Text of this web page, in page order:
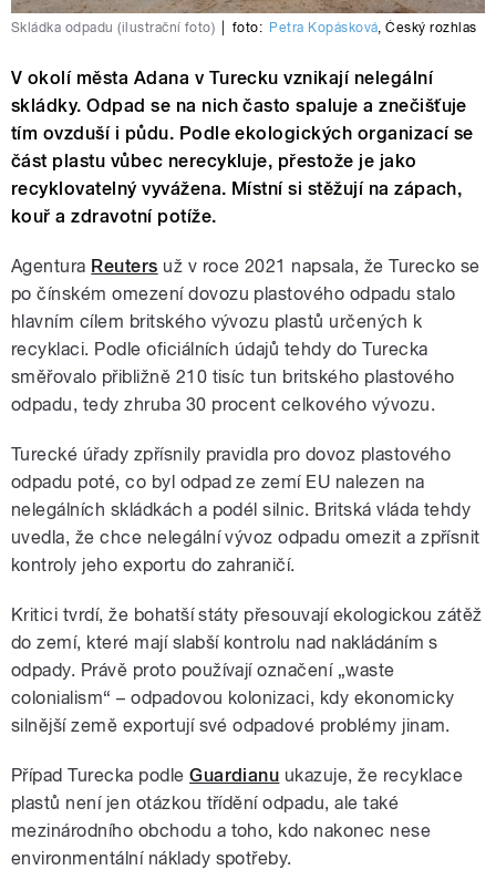
Skládka odpadu (ilustrační foto) foto: Petra Kopásková,Český rozhlas
V okolí města Adana v Turecku vznikají nelegální
skládky. Odpad se na nich často spaluje a znečišťuje
tím ovzduší i půdu. Podle ekologických organizací se
část plastu vůbec nerecykluje, přestože je jako
recyklovatelný vyvážena. Místní si stěžují na zápach,
kouř a zdravotní potíže.
Agentura Reuters už v roce 2021 napsala, že Turecko se
po čínském omezení dovozu plastového odpadu stalo
hlavním cílem britského vývozu plastů určených k
recyklaci. Podle oficiálních údajů tehdy do Turecka
směřovalo přibližně 210 tisíc tun britského plastového
odpadu, tedy zhruba 30 procent celkového vývozu.
Turecké úřady zpřísnily pravidla pro dovoz plastového
odpadu poté, co byl odpad ze zemí EU nalezen na
nelegálních skládkách a podél silnic. Britská vláda tehdy
uvedla, že chce nelegální vývoz odpadu omezit a zpřísnit
kontroly jeho exportu do zahraničí.
Kritici tvrdí, že bohatší státy přesouvají ekologickou zátěž
do zemí, které mají slabší kontrolu nad nakládáním s
odpady. Právě proto používají označení „waste
colonialism“ – odpadovou kolonizaci, kdy ekonomicky
silnější země exportují své odpadové problémy jinam.
Případ Turecka podleGuardianu ukazuje, že recyklace
plastů není jen otázkou třídění odpadu, ale také
mezinárodního obchodu a toho, kdo nakonec nese
environmentální náklady spotřeby.